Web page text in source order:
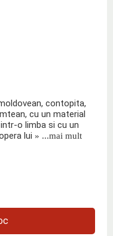
contopita,
cu un material
o limba si cu un
lui » ...mai mult